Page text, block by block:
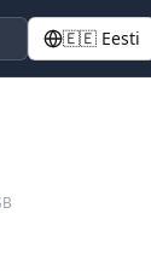
🇪🇪 Eesti